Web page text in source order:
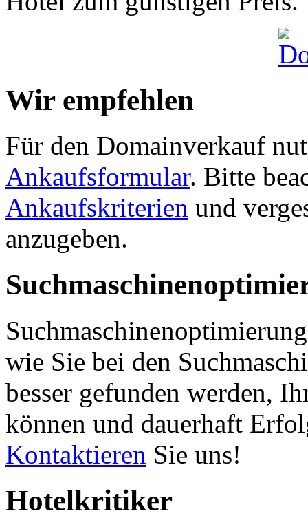
Wir empfehlen
Für den Domainverkauf
Ankaufsformular. Bitte
Ankaufskriterien und
anzugeben.
wie Sie bei den
besser gefunden werden,
können und dauerhaft
Kontaktieren Sie uns!
Hotelkritiker